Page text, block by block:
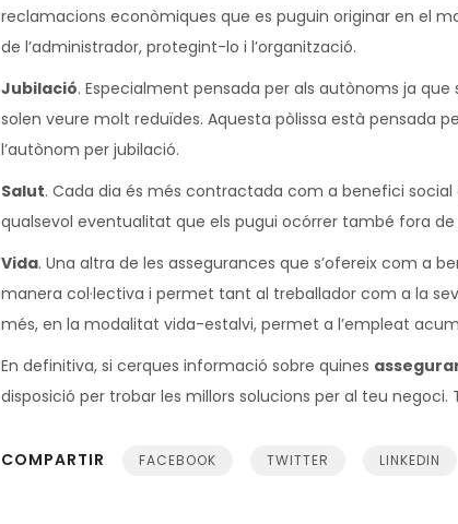
reclamacions econòmiques que es puguin originar en el
de l’administrador, protegint-lo i l’organització.
Jubilació. Especialment pensada per als autònoms ja
solen veure molt reduïdes. Aquesta pòlissa està
l’autònom per jubilació.
Salut. Cada dia és més contractada com a benefici
qualsevol eventualitat que els pugui ocórrer també fora
Vida. Una altra de les assegurances que s’ofereix com a
manera col·lectiva i permet tant al treballador com a la
més, en la modalitat vida-estalvi, permet a l’empleat
En definitiva, si cerques informació sobre quines
disposició per trobar les millors solucions per al teu
COMPARTIR FACEBOOK TWITTER LINKEDIN